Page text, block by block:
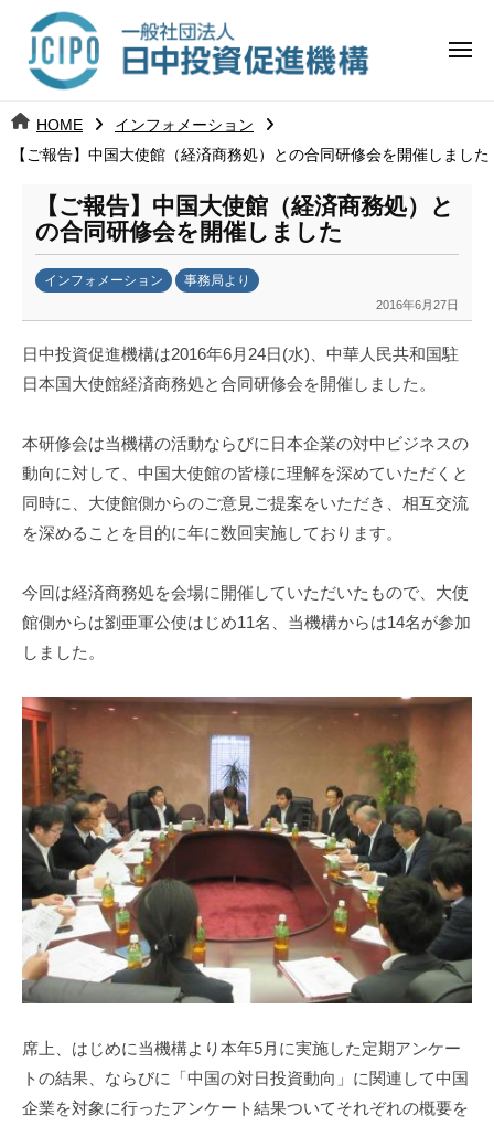
ツ 日
中
投
資
進
機
構
j
c
メ
HOME
インフォメーション
【ご報告】中国大使館（経済商務処）との合同研修会を開催しました
【ご報告】中国大使館（経済商務処）と
の合同研修会を開催しました
インフォメーション 事務局より
2016年6月27日
k
a
a
u
m
日中投資促進機構は2016年6月24日(水)、中華人民共和国駐
日本国大使館経済商務処と合同研修会を開催しました。
本研修会は当機構の活動ならびに日本企業の対中ビジネスの
動向に対して、中国大使館の皆様に理解を深めていただくと
同時に、大使館側からのご意見ご提案をいただき、相互交流
を深めることを目的に年に数回実施しております。
今回は経済商務処を会場に開催していただいたもので、大使
館側からは劉亜軍公使はじめ11名、当機構からは14名が参加
しました。
席上、はじめに当機構より本年5月に実施した定期アンケー
トの結果、ならびに「中国の対日投資動向」に関連して中国
企業を対象に行ったアンケート結果ついてそれぞれの概要を
日
中
資
進
機
構